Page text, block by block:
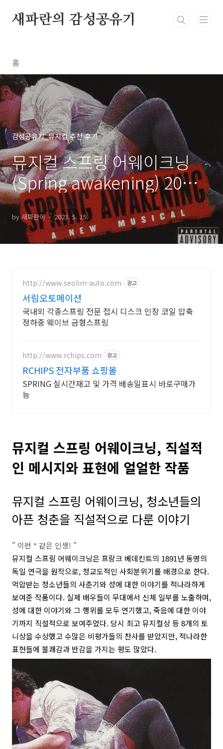
새파란의 감성공유기
홈
감성공유기_뮤지컬 추천 후기
뮤지컬 스프링 어웨이크닝
(Spring awakening) 20년
차 뮤덕의 후기 추천 좌석 예
매
by 새파란이 2023. 5. 15.
http://www.seolim-auto.com 광고
서림오토메이션
국내외 각종스프링 전문 접시 디스크 인장 코일 압축
정하중 웨이브 금형스프링
http://www.rchips.com 광고
RCHIPS 전자부품 쇼핑몰
SPRING 실시간재고 및 가격 배송일표시 바로구매가
능
뮤지컬 스프링 어웨이크닝, 직설적
인 메시지와 표현에 얼얼한 작품
뮤지컬 스프링 어웨이크닝, 청소년들의
아픈 청춘을 직설적으로 다룬 이야기
" 이런 * 같은 인생! "
뮤지컬 스프링 어웨이크닝은 프랑크 베데킨트의 1891년 동명의
독일 연극을 원작으로, 청교도적인 사회분위기를 배경으로 한다.
억압받는 청소년들의 사춘기와 성에 대한 이야기를 적나라하게
보여준 작품이다. 실제 배우들이 무대에서 신체 일부를 노출하며,
성에 대한 이야기와 그 행위를 모두 연기했고, 죽음에 대한 이야
기까지 직설적으로 보여주었다. 당시 최고 뮤지컬상 등 8개의 토
니상을 수상했고 수많은 비평가들의 찬사를 받았지만, 적나라한
표현들에 불쾌감과 반감을 가지는 평도 많았다.